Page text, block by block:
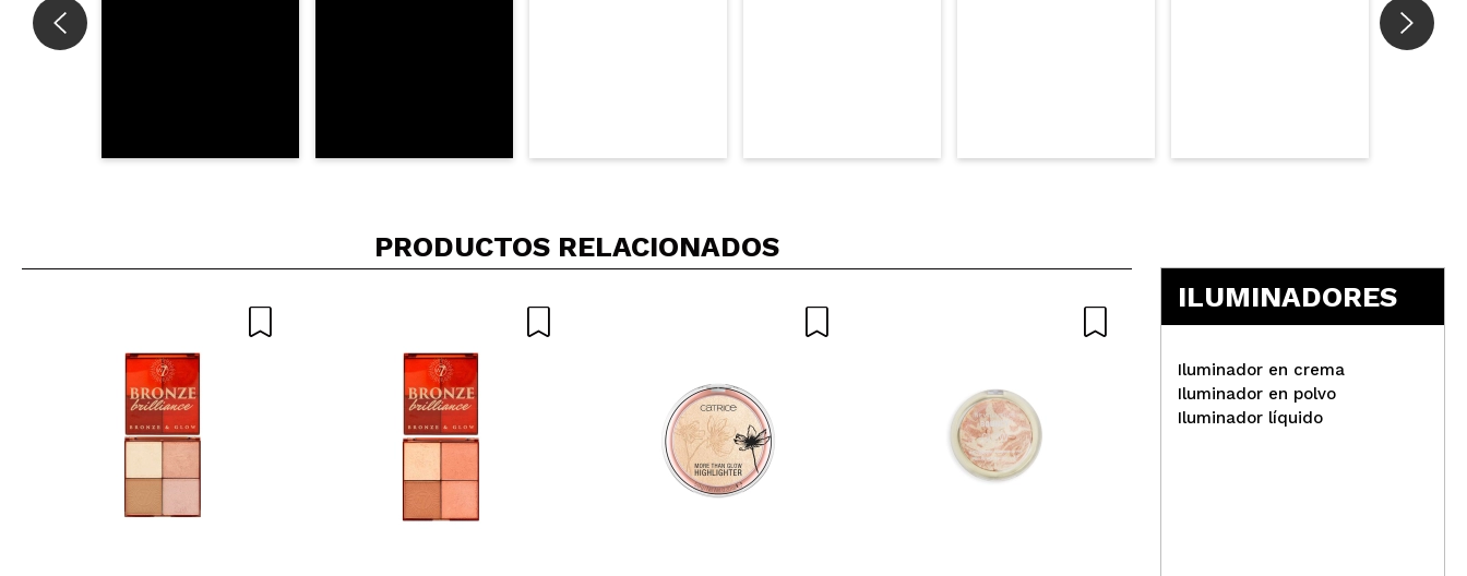
PRODUCTOS RELACIONADOS
ILUMINADORES
Iluminador en crema
Iluminador en polvo
Iluminador líquido